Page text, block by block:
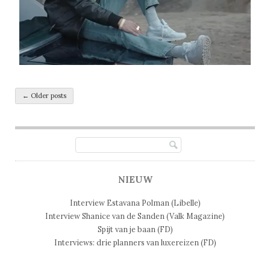
Post navigation
← Older posts
NIEUW
Interview Estavana Polman (Libelle)
Interview Shanice van de Sanden (Valk Magazine)
Spijt van je baan (FD)
Interviews: drie planners van luxereizen (FD)